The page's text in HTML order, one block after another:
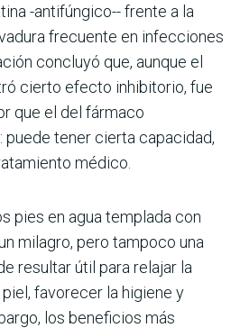
-antifúngico-- frente a la
frecuente en infecciones
concluyó que, aunque el
cierto efecto inhibitorio, fue
que el del fármaco
puede tener cierta capacidad,
médico.
pies en agua templada con
milagro, pero tampoco una
resultar útil para relajar la
favorecer la higiene y
los beneficios más